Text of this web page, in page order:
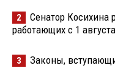
2
Сенатор Косихина
работающих с 1 августа
3 Законы,